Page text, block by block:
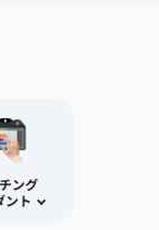
ング
ント